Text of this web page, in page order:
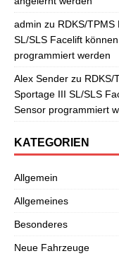
admin zu RDKS/
SL/SLS Facelift
programmiert werden
Alex Sender zu RDKS/
Sportage III SL/SLS
Sensor programmiert
KATEGORIEN
Allgemein
Allgemeines
Besonderes
Neue Fahrzeuge